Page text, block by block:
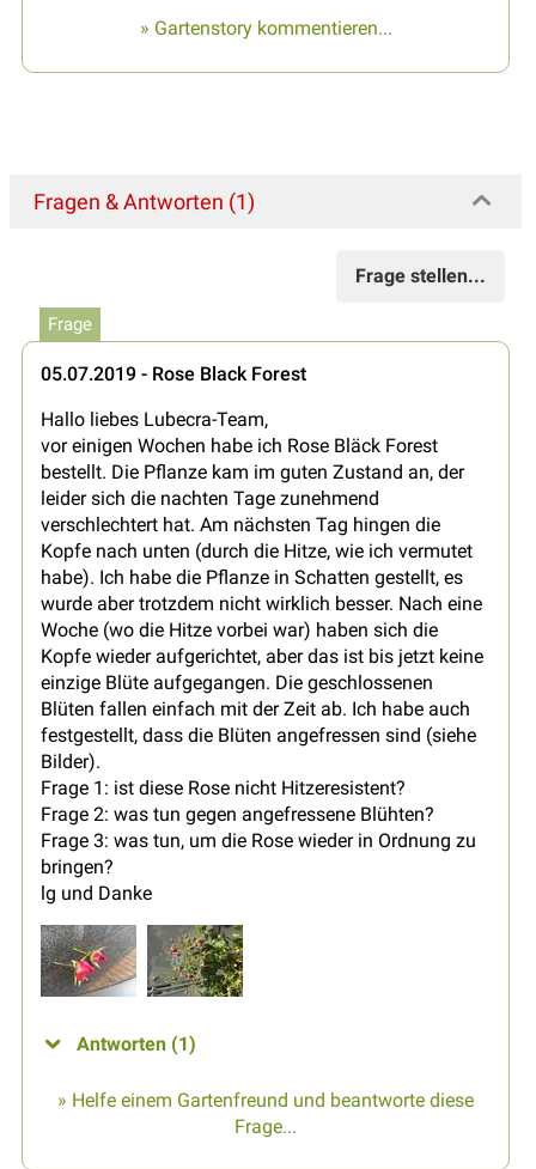
» Gartenstory kommentieren...
Fragen & Antworten (1)
Frage stellen...
Frage
05.07.2019 - Rose Black Forest
Hallo liebes Lubecra-Team,
vor einigen Wochen habe ich Rose Bläck Forest
bestellt. Die Pflanze kam im guten Zustand an, der
leider sich die nachten Tage zunehmend
verschlechtert hat. Am nächsten Tag hingen die
Kopfe nach unten (durch die Hitze, wie ich vermutet
habe). Ich habe die Pflanze in Schatten gestellt, es
wurde aber trotzdem nicht wirklich besser. Nach eine
Woche (wo die Hitze vorbei war) haben sich die
Kopfe wieder aufgerichtet, aber das ist bis jetzt keine
einzige Blüte aufgegangen. Die geschlossenen
Blüten fallen einfach mit der Zeit ab. Ich habe auch
festgestellt, dass die Blüten angefressen sind (siehe
Bilder).
Frage 1: ist diese Rose nicht Hitzeresistent?
Frage 2: was tun gegen angefressene Blühten?
Frage 3: was tun, um die Rose wieder in Ordnung zu
bringen?
lg und Danke
Antworten (1)
» Helfe einem Gartenfreund und beantworte diese
Frage...